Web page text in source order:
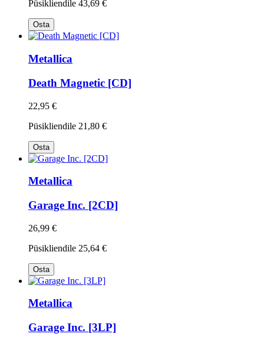
Püsikliendile 43,69 €
Osta
Metallica
Death Magnetic [CD]
22,95 €
Püsikliendile 21,80 €
Osta
Metallica
Garage Inc. [2CD]
26,99 €
Püsikliendile 25,64 €
Osta
Metallica
Garage Inc. [3LP]